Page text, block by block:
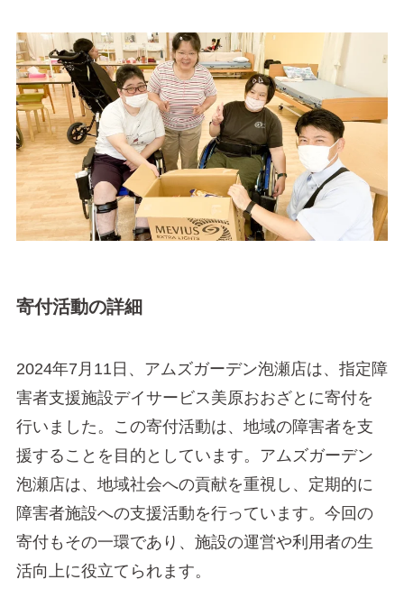
寄付活動の詳細
2024年7月11日、アムズガーデン泡瀬店は、指定障
害者支援施設デイサービス美原おおざとに寄付を
行いました。この寄付活動は、地域の障害者を支
援することを目的としています。アムズガーデン
泡瀬店は、地域社会への貢献を重視し、定期的に
障害者施設への支援活動を行っています。今回の
寄付もその一環であり、施設の運営や利用者の生
活向上に役立てられます。